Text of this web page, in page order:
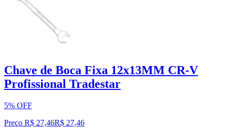
Chave de Boca Fixa 12x13MM CR-V
Profissional Tradestar
5% OFF
Preço R$ 27,46R$ 27,46